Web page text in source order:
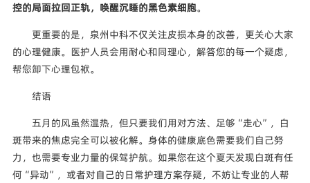
控的局面拉回正轨，唤醒沉睡的黑色素细胞。
更重要的是，泉州中科不仅关注皮损本身的改善，更关心大家
的心理健康。医护人员会用耐心和同理心，解答您的每一个疑虑，
帮您卸下心理包袱。
结语
五月的风虽然温热，但只要我们用对方法、足够“走心”，白
斑带来的焦虑完全可以被化解。身体的健康底色需要我们自己努
力，也需要专业力量的保驾护航。如果您在这个夏天发现白斑有任
何“异动”，或者对自己的日常护理方案存疑，不妨让专业的人帮